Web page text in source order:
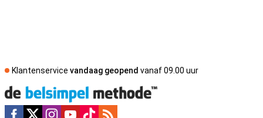
Klantenservice vandaag geopend vanaf 09.00 uur
Social media